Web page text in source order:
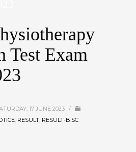
Test Exam
17 JUNE 2023
/
, RESULT, RESULT-B.SC